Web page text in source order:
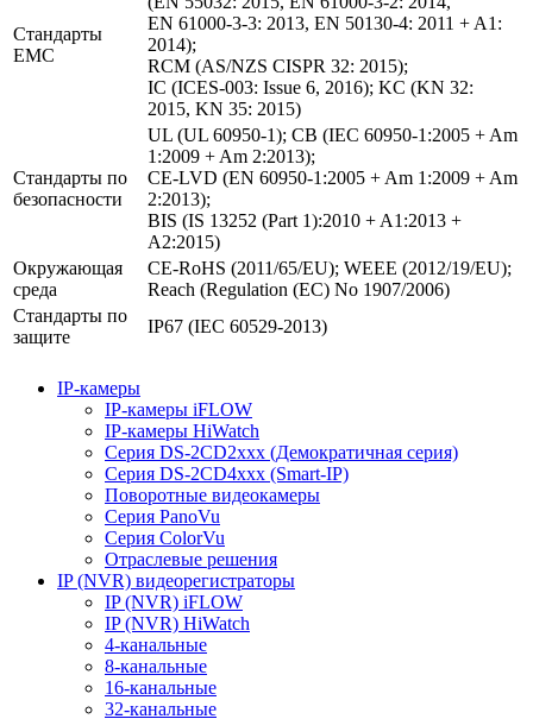
Стандарты
EMC
EN 61000-3-3: 2013, EN 50130-4: 2011 + A1:
2014);
RCM (AS/NZS CISPR 32: 2015);
IC (ICES-003: Issue 6, 2016); KC (KN 32:
2015, KN 35: 2015)
Стандарты по
безопасности
UL (UL 60950-1); CB (IEC 60950-1:2005 + Am
1:2009 + Am 2:2013);
CE-LVD (EN 60950-1:2005 + Am 1:2009 + Am
2:2013);
BIS (IS 13252 (Part 1):2010 + A1:2013 +
A2:2015)
Окружающая
среда
CE-RoHS (2011/65/EU); WEEE (2012/19/EU);
Reach (Regulation (EC) No 1907/2006)
Стандарты по
защите
IP67 (IEC 60529-2013)
IP-камеры
IP-камеры iFLOW
IP-камеры HiWatch
Серия DS-2CD2xxx (Демократичная серия)
Серия DS-2CD4xxx (Smart-IP)
Поворотные видеокамеры
Серия PanoVu
Серия ColorVu
Отраслевые решения
IP (NVR) видеорегистраторы
IP (NVR) iFLOW
IP (NVR) HiWatch
4-канальные
8-канальные
16-канальные
32-канальные